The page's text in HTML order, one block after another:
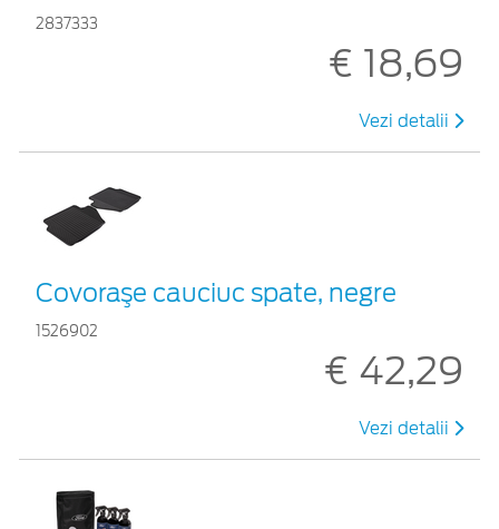
2837333
€ 18,69
Vezi detalii
Covoraşe cauciuc spate, negre
1526902
€ 42,29
Vezi detalii